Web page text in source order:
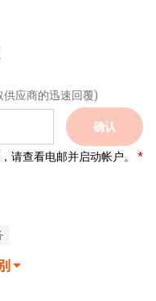
应商的迅速回覆)
确认
请查看电邮并启动帐户。